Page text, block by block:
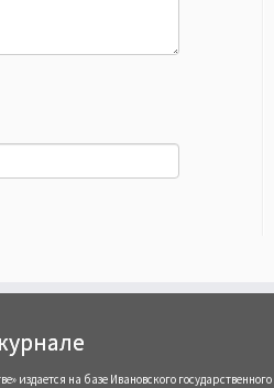
на базе Ивановского государственного